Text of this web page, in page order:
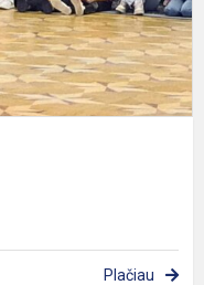
Plačiau